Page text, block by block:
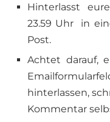
Hinterlasst
23.59 Uhr in
Post.
Achtet darauf,
hinterlassen,
Kommentar